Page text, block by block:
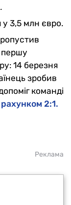
3,5 млн євро.
першу
14 березня
зробив
команді
рахунком 2:1.
Реклама